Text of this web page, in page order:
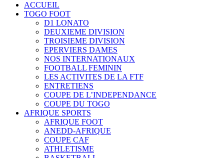
ACCUEIL
TOGO FOOT
D1 LONATO
DEUXIEME DIVISION
TROISIEME DIVISION
EPERVIERS DAMES
NOS INTERNATIONAUX
FOOTBALL FEMININ
LES ACTIVITES DE LA FTF
ENTRETIENS
COUPE DE L’INDEPENDANCE
COUPE DU TOGO
AFRIQUE SPORTS
AFRIQUE FOOT
ANEDD-AFRIQUE
COUPE CAF
ATHLETISME